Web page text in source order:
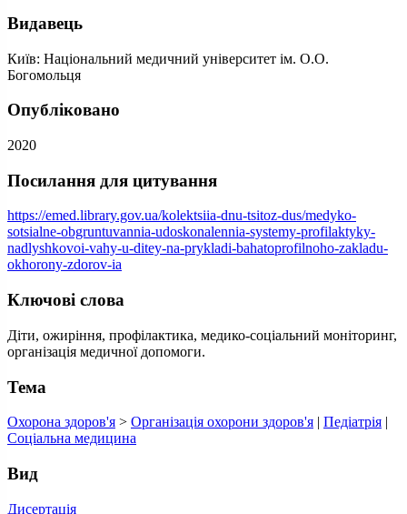
Видавець
Київ: Національний медичний університет ім. О.О.
Богомольця
Опубліковано
2020
Посилання для цитування
https://emed.library.gov.ua/kolektsiia-dnu-tsitoz-dus/medyko-
sotsialne-obgruntuvannia-udoskonalennia-systemy-profilaktyky-
nadlyshkovoi-vahy-u-ditey-na-prykladi-bahatoprofilnoho-zakladu-
okhorony-zdorov-ia
Ключові слова
Діти, ожиріння, профілактика, медико-соціальний моніторинг,
організація медичної допомоги.
Тема
Охорона здоров'я > Організація охорони здоров'я | Педіатрія |
Соціальна медицина
Вид
Дисертація